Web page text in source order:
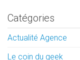
Catégories
Actualité Agence
Le coin du geek